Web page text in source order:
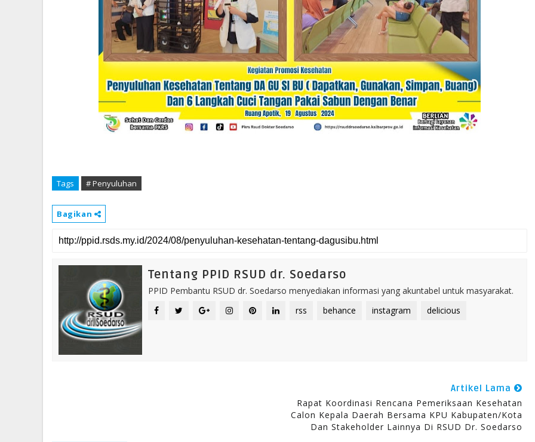
Tags # Penyuluhan
Bagikan
Tentang PPID RSUD dr. Soedarso
PPID Pembantu RSUD dr. Soedarso menyediakan informasi yang akuntabel untuk masyarakat.
rss
behance instagram delicious
Artikel Lama
Rapat Koordinasi Rencana Pemeriksaan Kesehatan
Calon Kepala Daerah Bersama KPU Kabupaten/Kota
Dan Stakeholder Lainnya Di RSUD Dr. Soedarso